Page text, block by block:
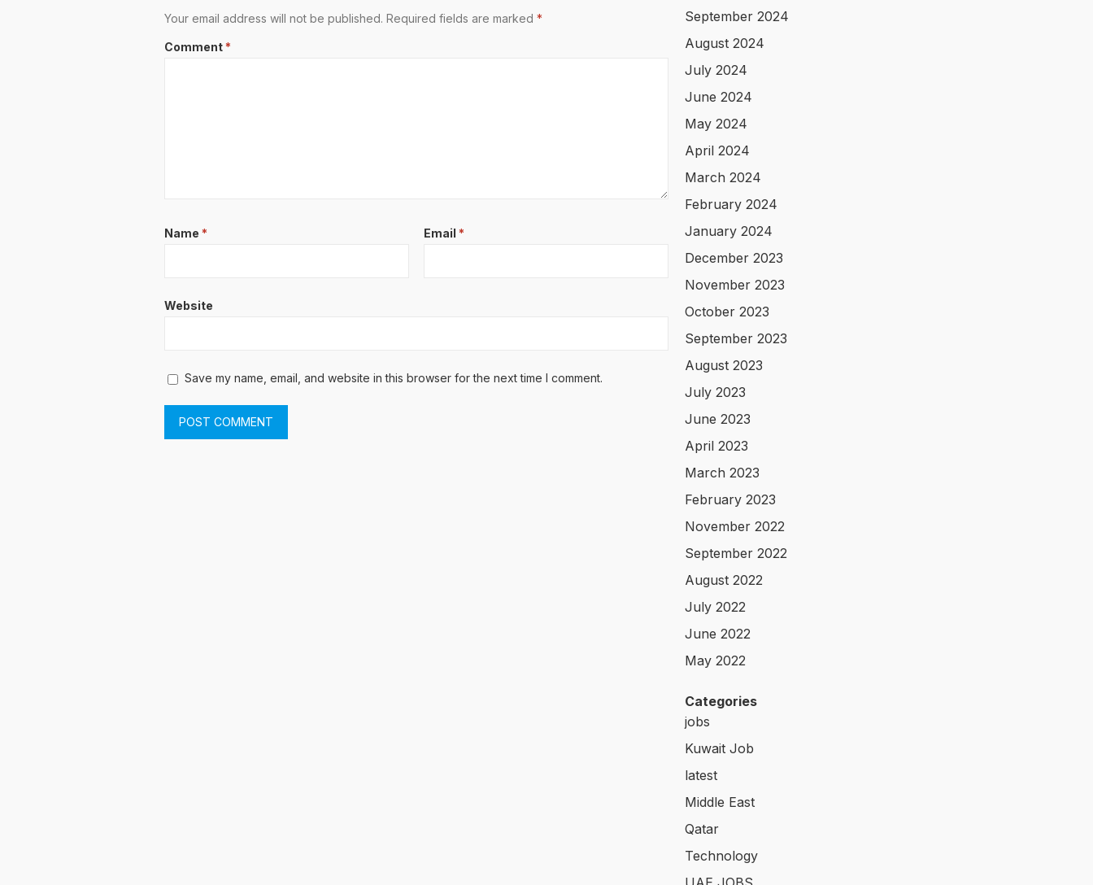
Your email address will not be published. Required fields are marked *
Comment *
Name * Email *
Website
Save my name, email, and website in this browser for the next time I comment.
September 2024
August 2024
July 2024
June 2024
May 2024
April 2024
March 2024
February 2024
January 2024
December 2023
November 2023
October 2023
September 2023
August 2023
July 2023
June 2023
April 2023
March 2023
February 2023
November 2022
September 2022
August 2022
July 2022
June 2022
May 2022
Categories
jobs
Kuwait Job
latest
Middle East
Qatar
Technology